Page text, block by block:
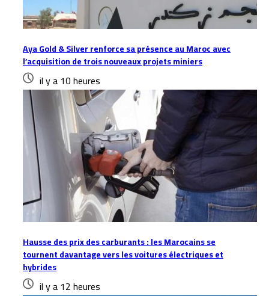
Aya Gold & Silver renforce sa présence au Maroc avec
l’acquisition de trois nouveaux projets miniers
il y a 10 heures
Hausse des prix des carburants : les Marocains se
tournent davantage vers les voitures électriques et
hybrides
il y a 12 heures